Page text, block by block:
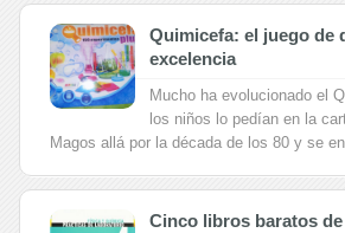
Quimicefa: el juego de
excelencia
Mucho ha evolucionado el
los niños lo pedían en la
Magos allá por la década de los 80 y se
Cinco libros baratos